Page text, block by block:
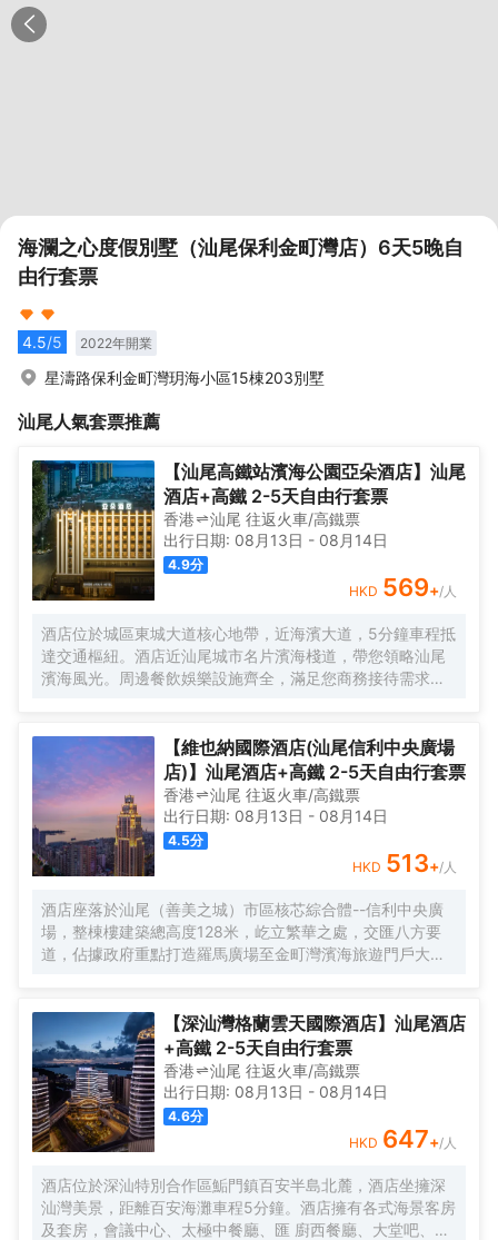
海瀾之心度假別墅（汕尾保利金町灣店）6天5晚自
由行套票
4.5/5 2022年開業
星濤路保利金町灣玥海小區15棟203別墅
汕尾人氣套票推薦
【汕尾高鐵站濱海公園亞朵酒店】汕尾
酒店+高鐵 2-5天自由行套票
香港 汕尾 往返火車/高鐵票
出行日期: 08月13日 - 08月14日
4.9分
HKD 569+/人
酒店位於城區東城大道核心地帶，近海濱大道，5分鐘車程抵
達交通樞紐。酒店近汕尾城市名片濱海棧道，帶您領略汕尾
濱海風光。周邊餐飲娛樂設施齊全，滿足您商務接待需求。
以持續改進的優質產品，服務與體驗，塑造和完善人們的未
來生活，“讓人與人有温度地連接。”
【維也納國際酒店(汕尾信利中央廣場
店)】汕尾酒店+高鐵 2-5天自由行套票
香港 汕尾 往返火車/高鐵票
出行日期: 08月13日 - 08月14日
4.5分
HKD 513+/人
酒店座落於汕尾（善美之城）市區核芯綜合體--信利中央廣
場，整棟樓建築總高度128米，屹立繁華之處，交匯八方要
道，佔據政府重點打造羅馬廣場至金町灣濱海旅遊門戶大道
總站約10分鐘，距G15瀋海高速長沙灣出入口約16分鐘。 酒
店是全球第二大酒店集團錦江酒店旗下國際品牌全新5.0系列
旗艦店，以“新商旅、深睡眠”為核心品牌價值，打造專屬於五
感合一的沉浸式體驗。 酒店設立於綜合體第13至第25層，享
受高樓層高視野優勢，擁有大堂休閒區、雲餐廳、健身房、
自助洗衣房、會議室等配套，信利中央廣場停車位較多，集
合商業商場、KTV、高端寫字樓、美食，為賓客提供一站式
商旅新生活體驗。 酒店秉承“誠信，專業，高效，務實”的服
務理念，“用心服務，以誠待人”的服務宗旨，歡迎五湖四海賓
客光臨！
【深汕灣格蘭雲天國際酒店】汕尾酒店
+高鐵 2-5天自由行套票
香港 汕尾 往返火車/高鐵票
出行日期: 08月13日 - 08月14日
4.6分
HKD 647+/人
酒店位於深汕特別合作區鮜門鎮百安半島北麓，酒店坐擁深
汕灣美景，距離百安海灘車程5分鐘。酒店擁有各式海景客房
及套房，會議中心、太極中餐廳、匯 廚西餐廳、大堂吧、健